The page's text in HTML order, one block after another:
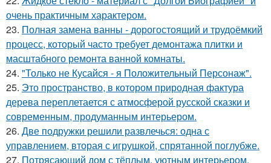
очень практичным характером.
23. Полная замена ванны - дорогостоящий и трудоёмкий
процесс, который часто требует демонтажа плитки и
масштабного ремонта ванной комнаты.
24. "Только не Кусайся - я Положительный Персонаж".
25. Это пространство, в котором природная фактура
дерева переплетается с атмосферой русской сказки и
современным, продуманным интерьером.
26. Две подружки решили развлечься: одна с
управлением, вторая с игрушкой, спрятанной поглубже.
27. Потрясающий дом с тёплым, уютным интерьером,